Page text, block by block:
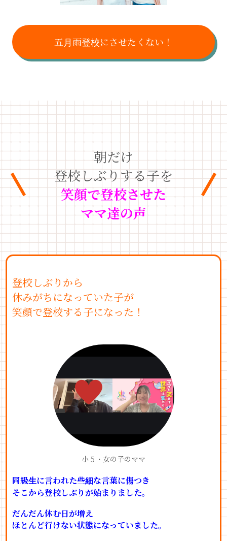
五月雨登校にさせたくない！
朝だけ
登校しぶりする子を
笑顔で登校させた
ママ達の声
登校しぶりから
休みがちになっていた子が
笑顔で登校する子になった！
小５・女の子のママ
同級生に言われた些細な言葉に傷つき
そこから登校しぶりが始まりました。
だんだん休む日が増え
ほとんど行けない状態になっていました。